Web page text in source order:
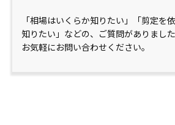
「相場はいくらか知りたい」「剪定を
知りたい」などの、ご質問がありました
お気軽にお問い合わせください。